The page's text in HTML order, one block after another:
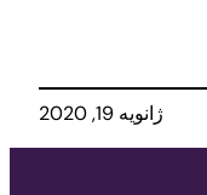
ژانویه 19, 2020